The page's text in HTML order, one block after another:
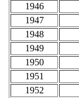
1946
1947
1948
1949
1950
1951
1952